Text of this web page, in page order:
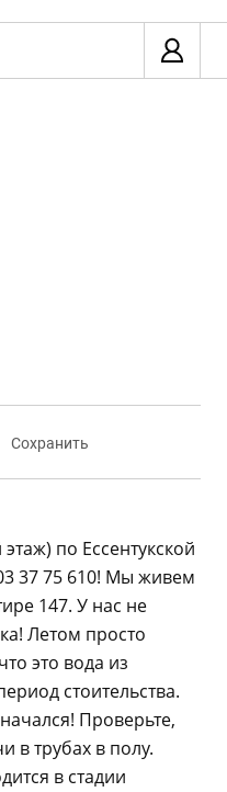
Сохранить
по Ессентукской
37 75 610! Мы живем
147. У нас не
Летом просто
это вода из
стоительства.
Проверьте,
в трубах в полу.
в стадии